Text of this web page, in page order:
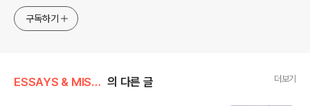
approach will be to resist any common sense or
generalized viewpoint
구독하기
ESSAYS & MISCELLANIES 의 다른 글 더보기